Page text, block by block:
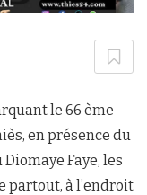
le 66 ème
en présence du
Faye, les
partout, à l’endroit